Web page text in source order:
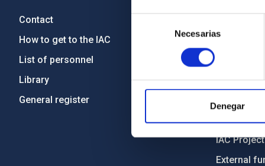
consentimiento
Necesarias
Denegar
Contact
How to get to the IAC
List of personnel
Library
General register
Gender
Forever
IAC
External